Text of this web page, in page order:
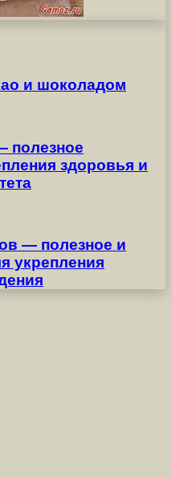
и шоколадом
полезное
здоровья и
— полезное и
укрепления